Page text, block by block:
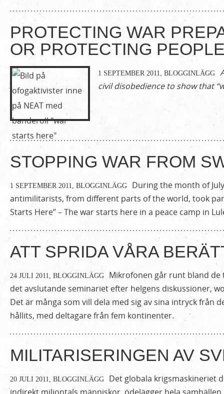
PROTECTING WAR
OR PROTECTING
1 SEPTEMBER 2011, BLOGGINLÄGG
civil disobedience to show that
STOPPING WAR FROM
1 SEPTEMBER 2011, BLOGGINLÄGG
During the month of
antimilitarists, from different parts of the world, took
Starts Here” – The war starts here in a peace camp in
ATT SPRIDA VÅRA
24 JULI 2011, BLOGGINLÄGG
Mikrofonen går runt bland
det avslutande seminariet efter helgens diskussioner,
Det är många som vill dela med sig av sina intryck från
hållits, med deltagare från fem kontinenter.
MILITARISERINGEN AV
20 JULI 2011, BLOGGINLÄGG
Det globala krigsmaskineriet